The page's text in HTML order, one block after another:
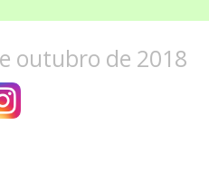
outubro de 2018